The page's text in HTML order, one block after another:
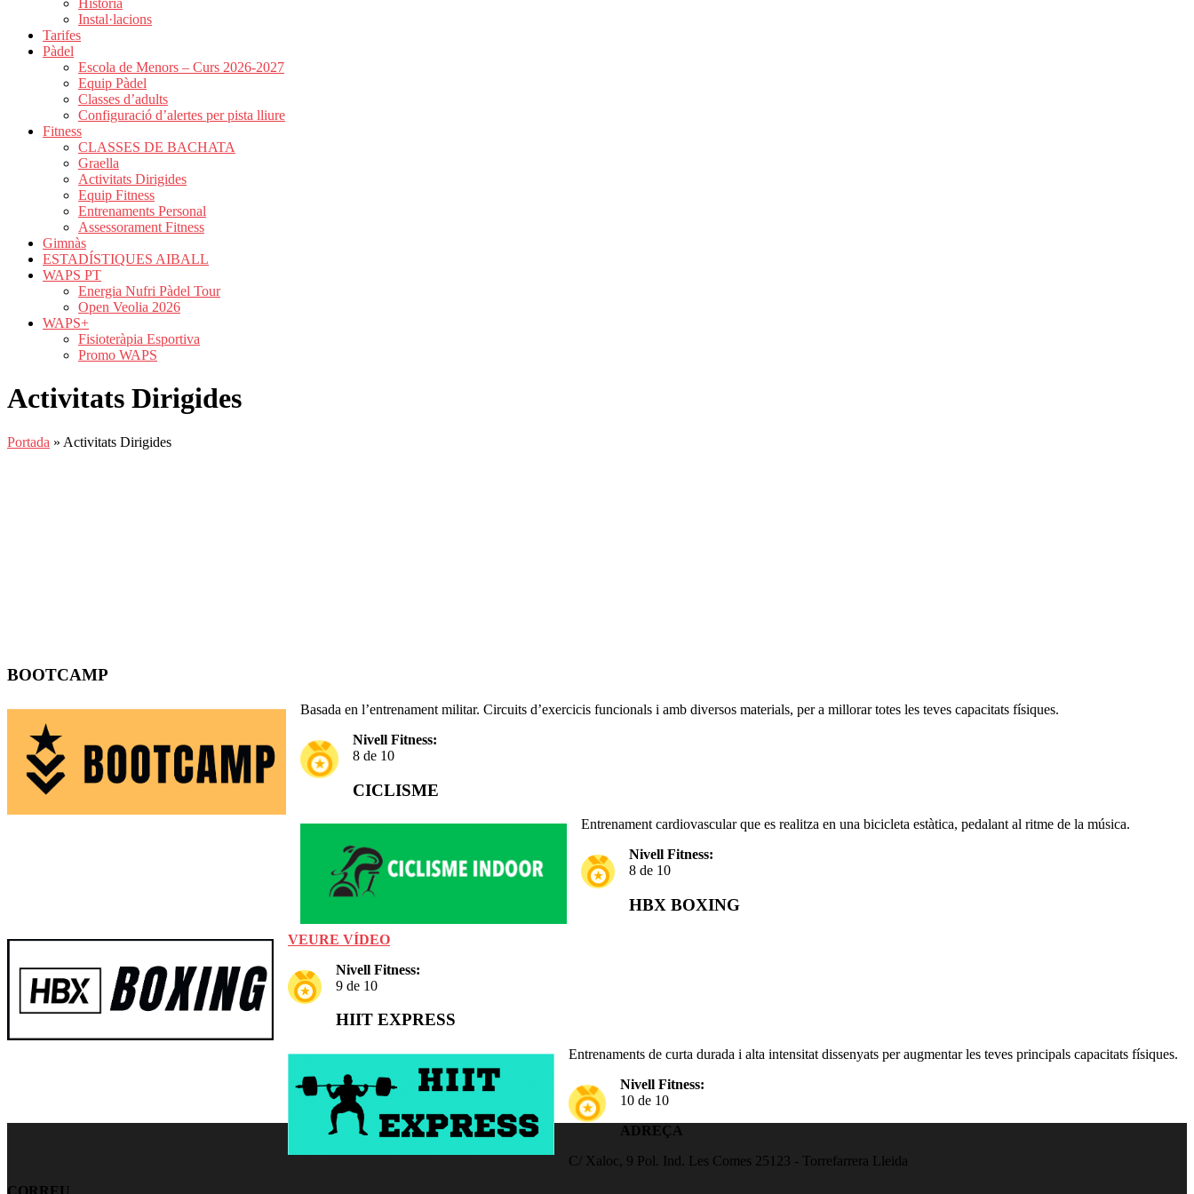
Història
Instal·lacions
Tarifes
Pàdel
Escola de Menors – Curs 2026-2027
Equip Pàdel
Classes d’adults
Configuració d’alertes per pista lliure
Fitness
CLASSES DE BACHATA
Graella
Activitats Dirigides
Equip Fitness
Entrenaments Personal
Assessorament Fitness
Gimnàs
ESTADÍSTIQUES AIBALL
WAPS PT
Energia Nufri Pàdel Tour
Open Veolia 2026
WAPS+
Fisioteràpia Esportiva
Promo WAPS
Activitats Dirigides
Portada » Activitats Dirigides
BOOTCAMP
Basada en l’entrenament militar. Circuits d’exercicis funcionals i amb diversos materials, per a millorar totes les teves capacitats físiques.
Nivell Fitness:
8 de 10
CICLISME
Entrenament cardiovascular que es realitza en una bicicleta estàtica, pedalant al ritme de la música.
Nivell Fitness:
8 de 10
HBX BOXING
VEURE VÍDEO
Nivell Fitness:
9 de 10
HIIT EXPRESS
Entrenaments de curta durada i alta intensitat dissenyats per augmentar les teves principals capacitats físiques.
Nivell Fitness:
10 de 10
ADREÇA
C/ Xaloc, 9 Pol. Ind. Les Comes 25123 - Torrefarrera Lleida